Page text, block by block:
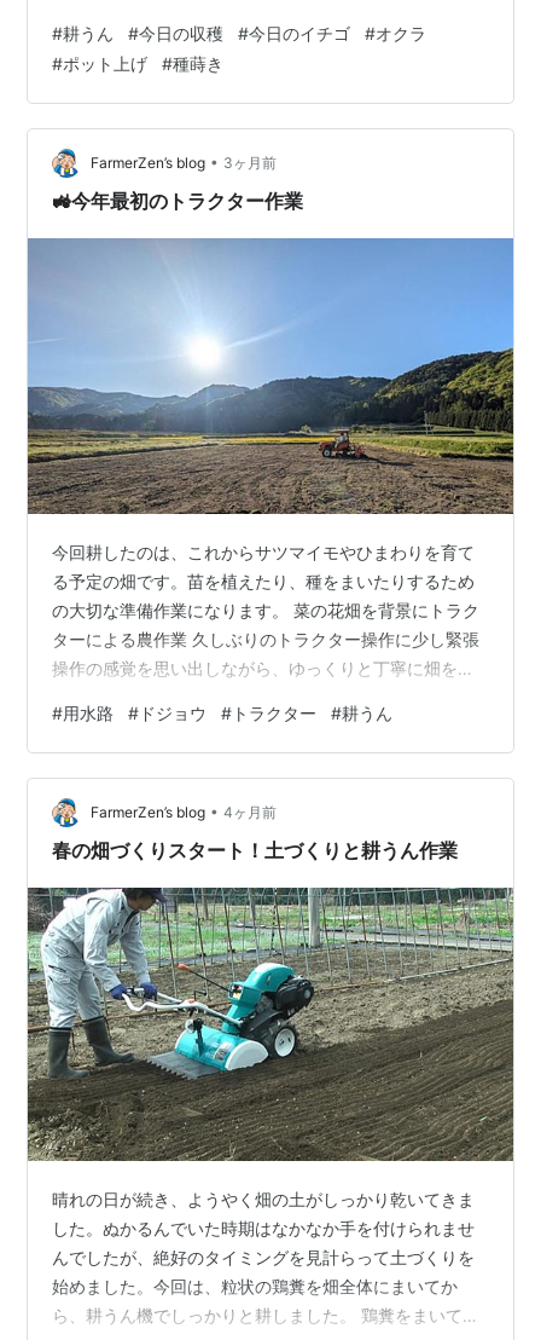
番8番はサツマイモ予定なのでダイアジノンを入れて 管
理機で耕しました。 管理機で耕した後は、新しい鍬を使
って土上げ・畝立てをしました。 6番の畝は明日にでも
オクラを植え付ける予定、マルチをしました。 今日の収
穫 スナックエンドウ キヌサヤ 今日のイチゴ 第2弾オクラ
をポット上げ 第3弾オク…
#耕うん #今日の収穫 #今日のイチゴ #オクラ
#ポット上げ #種蒔き
FarmerZen’s blog • 3ヶ月前
🚜今年最初のトラクター作業
今回耕したのは、これからサツマイモやひまわりを育て
る予定の畑です。苗を植えたり、種をまいたりするため
の大切な準備作業になります。 菜の花畑を背景にトラク
ターによる農作業 久しぶりのトラクター操作に少し緊張
操作の感覚を思い出しながら、ゆっくりと丁寧に畑を耕
と、これからここで育つ作物たちへの期待がどんどん膨
らんでいきました。 今年も美味しいサツマイモや、元気
に咲くひまわりを育てられるよう、しっかり土づくりを
進めていきたいと思います。 畑を守る大切な用水路の手
入れ 耕うん作業とあわせて、畑脇の用水路にたまった土
#用水路 # ドジョウ # トラクター #耕うん
FarmerZen’s blog • 4ヶ月前
春の畑づくりスタート！土づくりと耕うん作業
晴れの日が続き、ようやく畑の土がしっかり乾いてきま
した。ぬかるんでいた時期はなかなか手を付けられませ
んでしたが、絶好のタイミングを見計らって土づくりを
始めました。今回は、粒状の鶏糞を畑全体にまいてか
ら、耕うん機でしっかりと耕しました。 鶏糞をまいて土